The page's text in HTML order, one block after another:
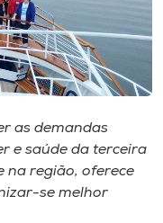
as demandas
e saúde da terceira
na região, oferece
se melhor